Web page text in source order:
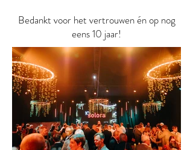
Bedankt voor het vertrouwen én op nog
eens 10 jaar!